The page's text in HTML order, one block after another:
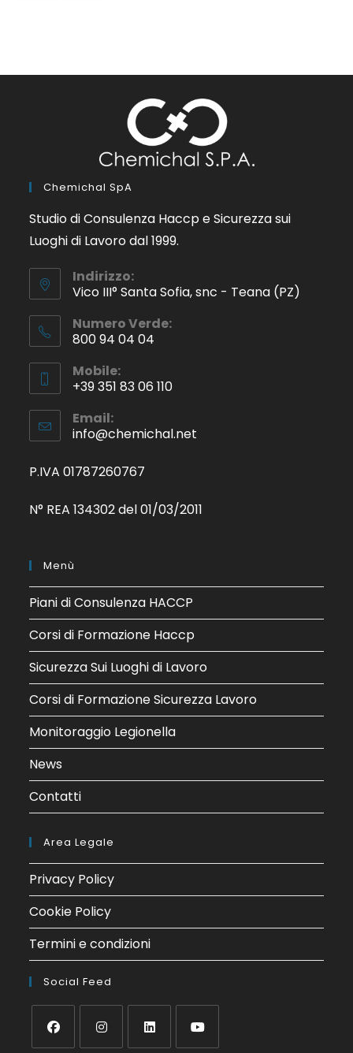
Chemichal SpA
Studio di Consulenza Haccp e Sicurezza sui
Luoghi di Lavoro dal 1999.
Indirizzo:
Vico III° Santa Sofia, snc - Teana (PZ)
Numero Verde:
800 94 04 04
Mobile:
+39 351 83 06 110
Email:
info@chemichal.net
P.IVA 01787260767
N° REA 134302 del 01/03/2011
Menù
Piani di Consulenza HACCP
Corsi di Formazione Haccp
Sicurezza Sui Luoghi di Lavoro
Corsi di Formazione Sicurezza Lavoro
Monitoraggio Legionella
News
Contatti
Area Legale
Privacy Policy
Cookie Policy
Termini e condizioni
Social Feed